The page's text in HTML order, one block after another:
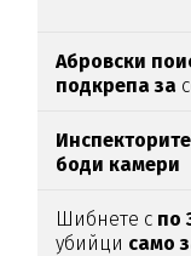
Абровски
подкрепа за
боди камери
Шибнете с по
убийци само